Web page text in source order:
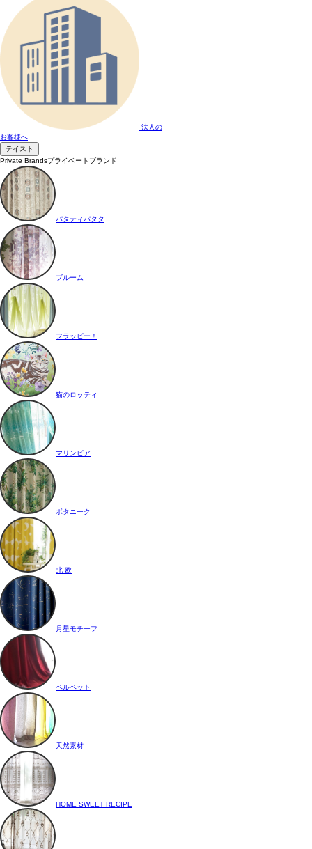
法人の
お客様へ
テイスト
Private Brandsプライベートブランド
パタティパタタ
ブルーム
フラッピー！
猫のロッティ
マリンピア
ボタニーク
北 欧
月星モチーフ
ベルベット
天然素材
HOME SWEET RECIPE